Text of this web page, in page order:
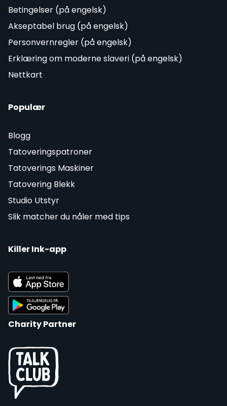
Betingelser (på engelsk)
Akseptabel brug (på engelsk)
Personvernregler (på engelsk)
Erklæring om moderne slaveri (på engelsk)
Nettkart
Populær
Blogg
Tatoveringspatroner
Tatoverings Maskiner
Tatovering Blekk
Studio Utstyr
Slik matcher du nåler med tips
Killer Ink-app
Charity Partner